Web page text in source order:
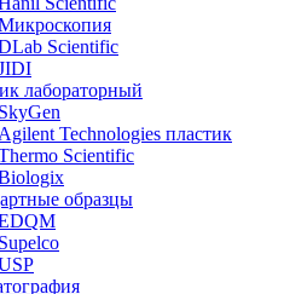
Scientific
лабораторный
SkyGen
Agilent Technologies пластик
Scientific
образцы
Supelco